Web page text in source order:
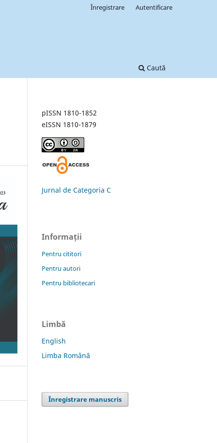
Caută
Înregistrare Autentificare
pISSN 1810-1852
eISSN 1810-1879
Jurnal de Categoria C
Informații
Pentru cititori
Pentru autori
Pentru bibliotecari
Limbă
English
Limba Română
Înregistrare manuscris